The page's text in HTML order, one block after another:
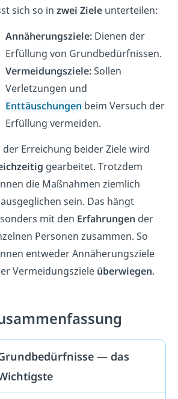
sich so inzwei Ziele unterteilen:
Annäherungsziele: Dienen der
Erfüllung von Grundbedürfnissen.
Vermeidungsziele:Sollen
Verletzungen und
Enttäuschungen beim Versuch der
Erfüllung vermeiden.
der Erreichung beider Ziele wird
gearbeitet. Trotzdem
die Maßnahmen ziemlich
sein. Das hängt
mit den Erfahrungen der
Personen zusammen. So
entweder Annäherungsziele
Vermeidungsziele überwiegen.
— das